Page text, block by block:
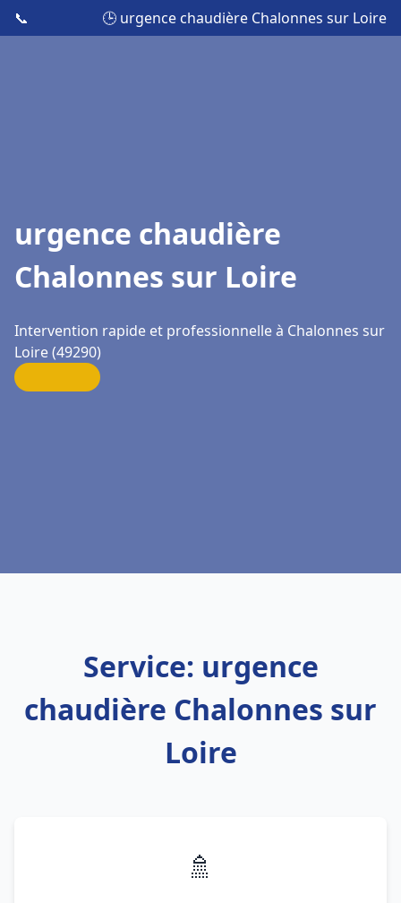
📞 🕒 urgence chaudière Chalonnes sur Loire
urgence chaudière
Chalonnes sur Loire
Intervention rapide et professionnelle à Chalonnes sur
Loire (49290)
Service: urgence
chaudière Chalonnes sur
Loire
🚿